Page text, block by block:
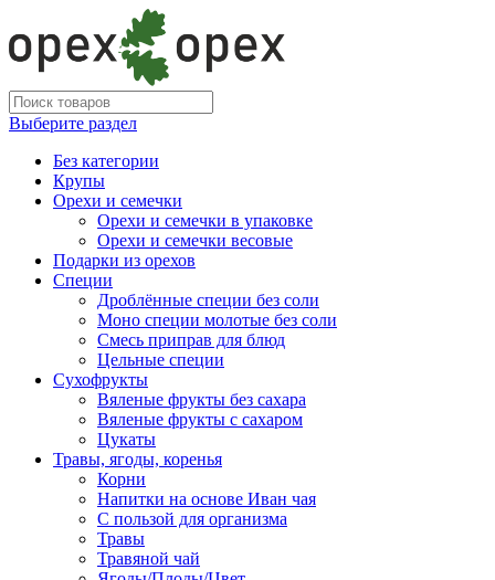
Выберите раздел
Без категории
Крупы
Орехи и семечки
Орехи и семечки в упаковке
Орехи и семечки весовые
Подарки из орехов
Специи
Дроблённые специи без соли
Моно специи молотые без соли
Смесь приправ для блюд
Цельные специи
Сухофрукты
Вяленые фрукты без сахара
Вяленые фрукты с сахаром
Цукаты
Травы, ягоды, коренья
Корни
Напитки на основе Иван чая
С пользой для организма
Травы
Травяной чай